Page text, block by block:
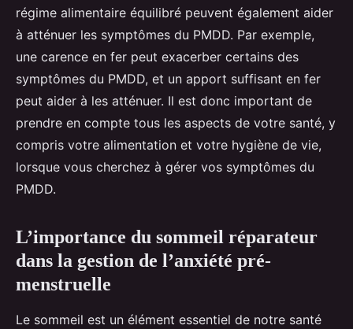
régime alimentaire équilibré peuvent également aider
à atténuer les symptômes du PMDD. Par exemple,
une carence en fer peut exacerber certains des
symptômes du PMDD, et un apport suffisant en fer
peut aider à les atténuer. Il est donc important de
prendre en compte tous les aspects de votre santé, y
compris votre alimentation et votre hygiène de vie,
lorsque vous cherchez à gérer vos symptômes du
PMDD.
L’importance du sommeil réparateur
dans la gestion de l’anxiété pré-
menstruelle
Le sommeil est un élément essentiel de notre santé